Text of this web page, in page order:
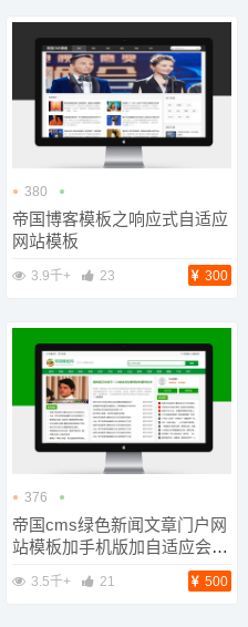
380
帝国博客模板之响应式自适应
网站模板
3.9千+ 23 300
376
帝国cms绿色新闻文章门户网
站模板加手机版加自适应会员
3.5千+ 21 500